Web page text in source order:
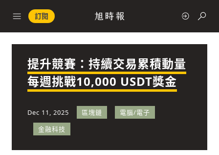
訂閱
政治
提升競賽：持續交易累積動量
每週挑戰10,000 USDT獎金
Dec 11, 2025 區塊鏈
電腦/電子
金融科技